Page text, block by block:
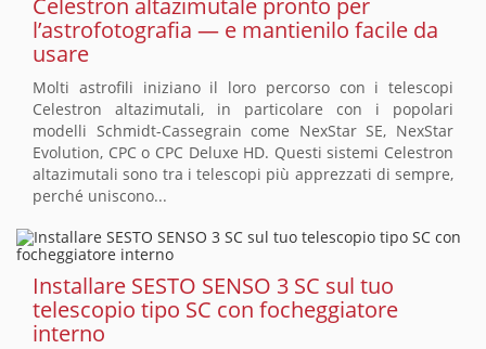
l’astrofotografia — e mantienilo facile da
usare
Molti astrofili iniziano il loro percorso con i telescopi
Celestron altazimutali, in particolare con i popolari
modelli Schmidt-Cassegrain come NexStar SE, NexStar
Evolution, CPC o CPC Deluxe HD. Questi sistemi Celestron
altazimutali sono tra i telescopi più apprezzati di sempre,
perché uniscono...
Installare SESTO SENSO 3 SC sul tuo
telescopio tipo SC con focheggiatore
interno